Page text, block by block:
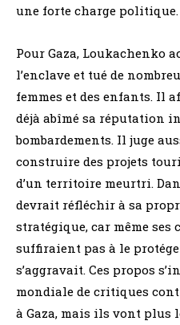
une forte charge politique.
Pour Gaza, Loukachenko
l’enclave et tué de
femmes et des enfants. Il
déjà abîmé sa réputation
bombardements. Il juge
construire des projets
d’un territoire meurtri.
devrait réfléchir à sa
stratégique, car même
suffiraient pas à le
s’aggravait. Ces propos
mondiale de critiques
à Gaza, mais ils vont plus